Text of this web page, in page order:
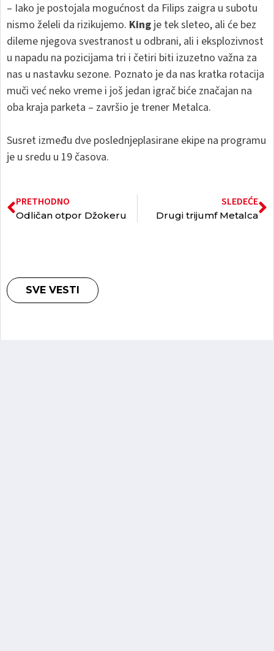
– Iako je postojala mogućnost da Filips zaigra u subotu
nismo želeli da rizikujemo. King je tek sleteo, ali će bez
dileme njegova svestranost u odbrani, ali i eksplozivnost
u napadu na pozicijama tri i četiri biti izuzetno važna za
nas u nastavku sezone. Poznato je da nas kratka rotacija
muči već neko vreme i još jedan igrač biće značajan na
oba kraja parketa – završio je trener Metalca.
Susret između dve poslednjeplasirane ekipe na programu
je u sredu u 19 časova.
PRETHODNO
Odličan otpor Džokeru
SLEDEĆE
Drugi trijumf Metalca
SVE VESTI